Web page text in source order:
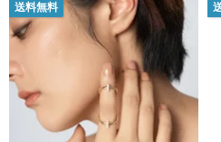
送料無料